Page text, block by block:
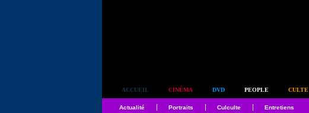
ACCUEIL CINÉMA DVD PEOPLE CULTE
Actualité Portraits Culculte Entretiens